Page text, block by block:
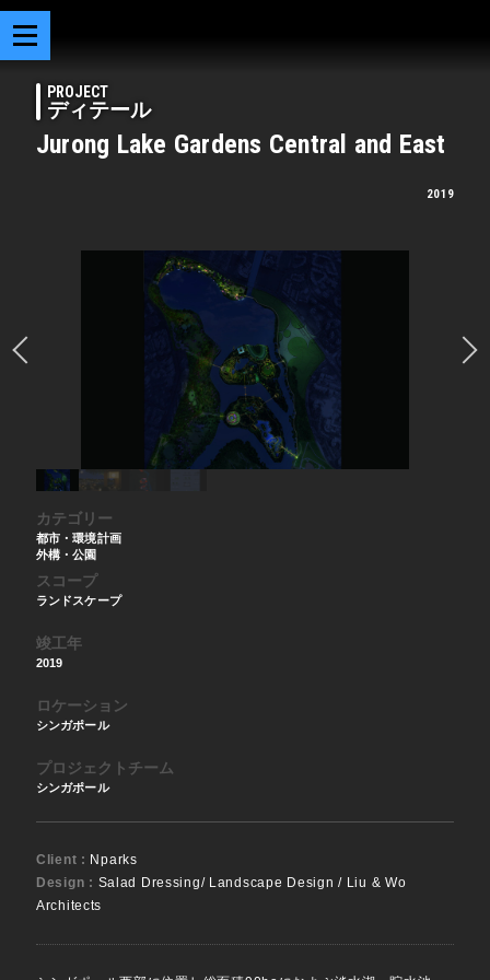
PROJECT
ディテール
Jurong Lake Gardens Central and East
2019
カテゴリー
都市・環境計画
外構・公園
スコープ
ランドスケープ
竣工年
2019
ロケーション
シンガポール
プロジェクトチーム
シンガポール
Client : Nparks
Design : Salad Dressing/ Landscape Design / Liu & Wo
Architects